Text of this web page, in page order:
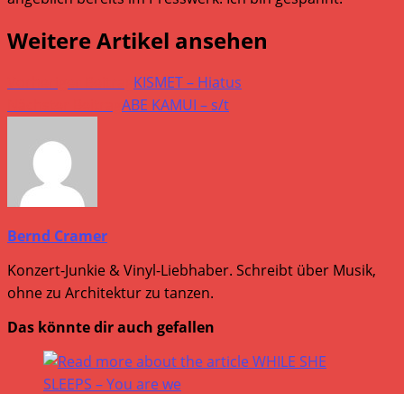
Weitere Artikel ansehen
KISMET – Hiatus
ABE KAMUI – s/t
Bernd Cramer
Konzert-Junkie & Vinyl-Liebhaber. Schreibt über Musik,
ohne zu Architektur zu tanzen.
Das könnte dir auch gefallen